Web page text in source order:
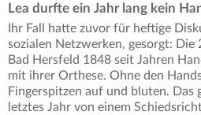
Lea durfte ein Jahr lang kein
Ihr Fall hatte zuvor für heftige
sozialen Netzwerken, gesorgt: Die
Bad Hersfeld 1848 seit Jahren
mit ihrer Orthese. Ohne den
Fingerspitzen auf und bluten. Das
letztes Jahr von einem